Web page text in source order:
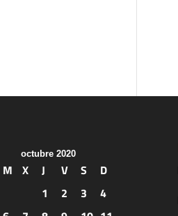
octubre 2020
M X J V S
D
1
2 3
4